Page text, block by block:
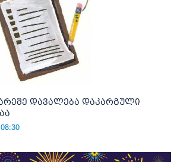
დავალება დაკარგული